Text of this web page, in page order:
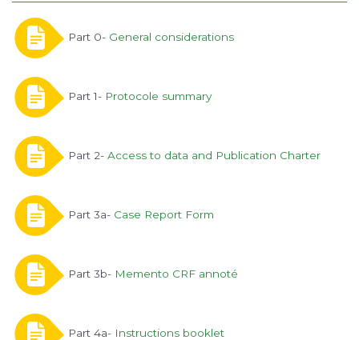
Part 0- General considerations
Part 1- Protocole summary
Part 2- Access to data and Publication Charter
Part 3a- Case Report Form
Part 3b- Memento CRF annoté
Part 4a- Instructions booklet